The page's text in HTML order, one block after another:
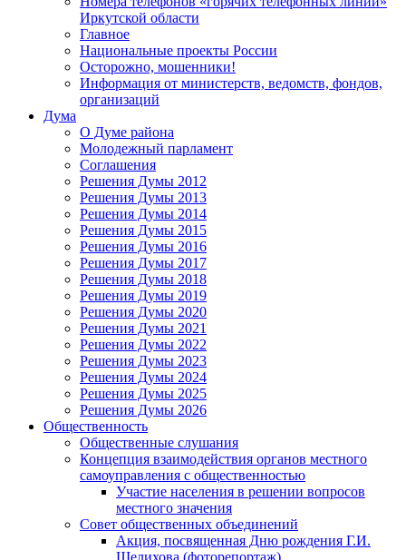
Иркутской области
Главное
Национальные проекты России
Осторожно, мошенники!
Информация от министерств, ведомств, фондов,
организаций
Дума
О Думе района
Молодежный парламент
Соглашения
Решения Думы 2012
Решения Думы 2013
Решения Думы 2014
Решения Думы 2015
Решения Думы 2016
Решения Думы 2017
Решения Думы 2018
Решения Думы 2019
Решения Думы 2020
Решения Думы 2021
Решения Думы 2022
Решения Думы 2023
Решения Думы 2024
Решения Думы 2025
Решения Думы 2026
Общественность
Общественные слушания
Концепция взаимодействия органов местного
самоуправления с общественностью
Участие населения в решении вопросов
местного значения
Совет общественных объединений
Акция, посвященная Дню рождения Г.И.
Шелихова (фоторепортаж)